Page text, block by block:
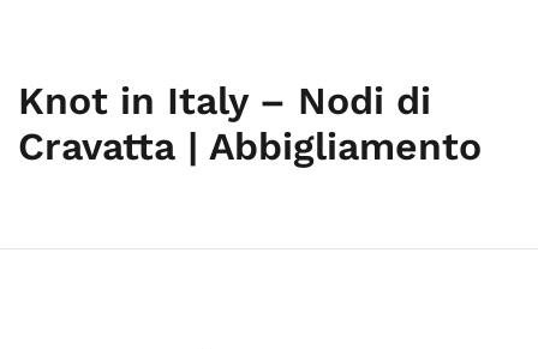
Knot in Italy – Nodi di
Cravatta | Abbigliamento